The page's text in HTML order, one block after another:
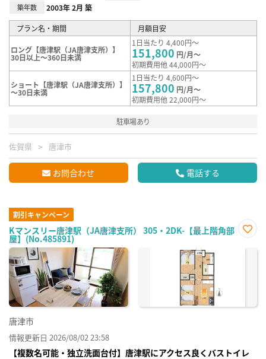
築年数 2003年 2月 築
プラン名・期間 月額目安
ロング【唐津駅（JA唐津支所）】
30日以上～360日未満
1日当たり 4,400円～
151,800 円/月～
初期費用他 44,000円～
ショート【唐津駅（JA唐津支所）】
～30日未満
1日当たり 4,600円～
157,800 円/月～
初期費用他 22,000円～
駐車場あり
佐賀県 唐津市
お問合わせ 電話する
割引キャンペーン
Kマンスリー唐津駅（JA唐津支所） 305・2DK-【最上階角部
屋】(No.485891)
に入
唐津市
情報更新日 2026/08/02 23:58
【複数名可能・独立洗面台付】唐津駅にアクセス良くバストイレ